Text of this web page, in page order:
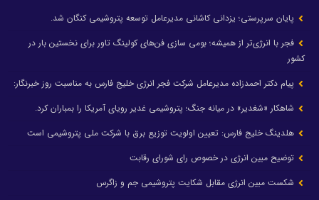
پایان سرپرستی؛ یزدانی کاشانی مدیرعامل توسعه پتروشیمی کنگان شد.
فجر با انرژی‌تر از همیشه؛ بومی سازی فن‌های کولینگ تاور برای نخستین بار در
کشور
پیام دکتر احمدزاده مدیرعامل شرکت فجر انرژی خلیج فارس به مناسبت روز خبرنگار:
شاهکار «شغدیر» در میانه جنگ؛ پتروشیمی غدیر رویای آمریکا را بمباران کرد.
هلدینگ خلیج فارس: تعیین اولویت توزیع برق با شرکت ملی پتروشیمی است
توضیح مبین انرژی در خصوص رای شورای رقابت
شکست مبین انرژی مقابل شکایت پتروشیمی جم و زاگرس